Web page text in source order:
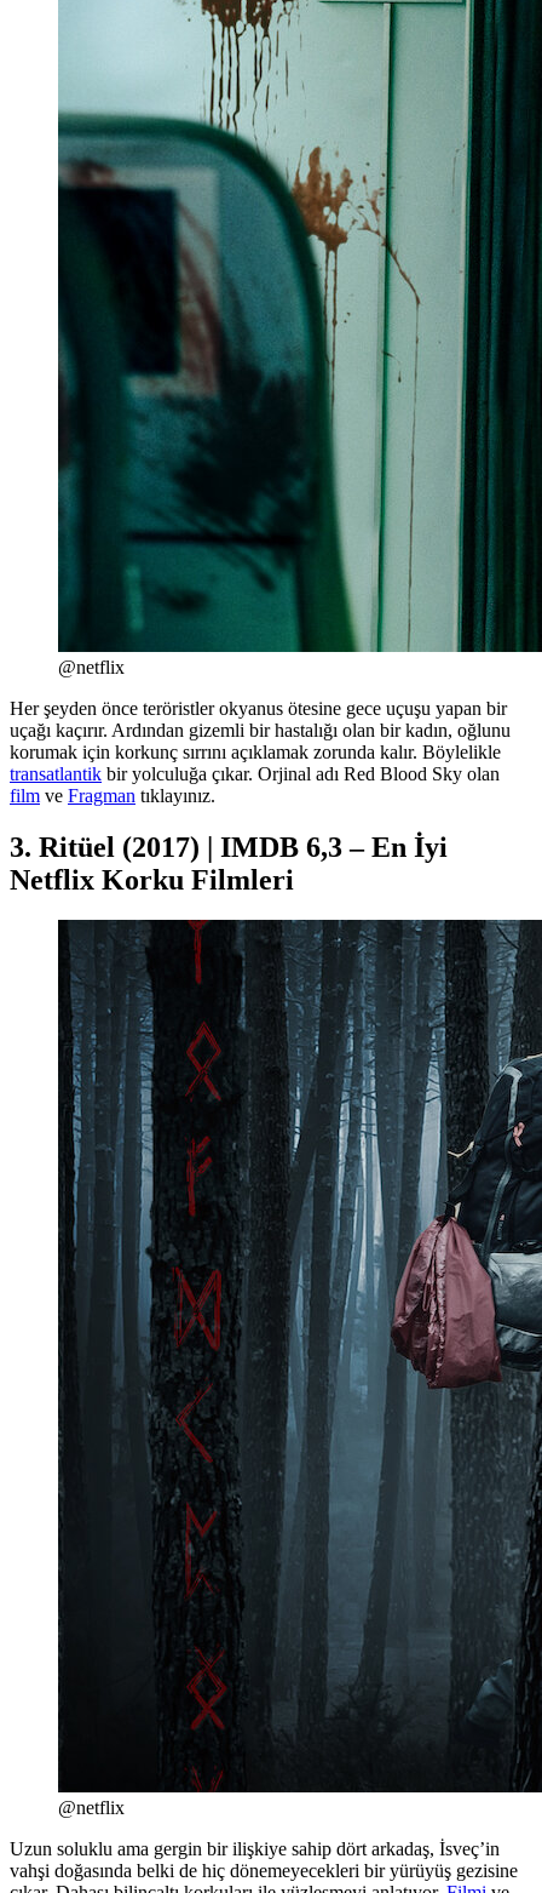
@netflix
Her şeyden önce teröristler okyanus ötesine gece uçuşu yapan bir
uçağı kaçırır. Ardından gizemli bir hastalığı olan bir kadın, oğlunu
korumak için korkunç sırrını açıklamak zorunda kalır. Böylelikle
transatlantik bir yolculuğa çıkar. Orjinal adı Red Blood Sky olan
film ve Fragman tıklayınız.
3. Ritüel (2017) | IMDB 6,3 – En İyi
Netflix Korku Filmleri
@netflix
Uzun soluklu ama gergin bir ilişkiye sahip dört arkadaş, İsveç’in
vahşi doğasında belki de hiç dönemeyecekleri bir yürüyüş gezisine